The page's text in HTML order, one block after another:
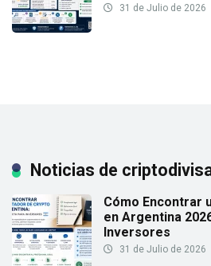
31 de Julio de 2026
Noticias de
Cómo Encontrar
en Argentina
Inversores
31 de Julio de 2026